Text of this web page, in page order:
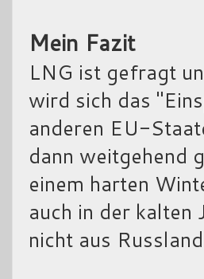
Mein Fazit
LNG ist gefragt
wird sich das
anderen EU-
dann weitgehend
einem harten
auch in der
nicht aus